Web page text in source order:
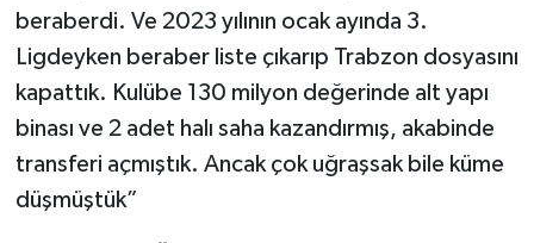
beraberdi. Ve 2023 yılının ocak ayında 3.
Ligdeyken beraber liste çıkarıp Trabzon dosyasını
kapattık. Kulübe 130 milyon değerinde alt yapı
binası ve 2 adet halı saha kazandırmış, akabinde
transferi açmıştık. Ancak çok uğraşsak bile küme
düşmüştük”